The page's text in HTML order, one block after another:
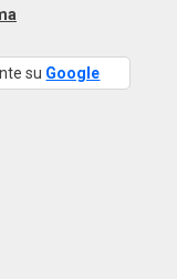
su Google